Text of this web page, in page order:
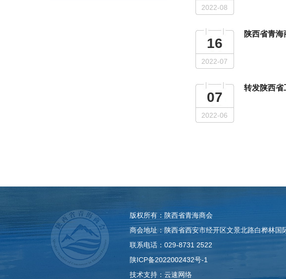
2022-08
16
2022-07
陕西省青
07
2022-06
转发陕西省
版权所有：陕西省青海商会
商会地址：陕西省西安市经开区文景北路白桦林国
联系电话：029-8731 2522
陕ICP备2022002432号-1
技术支持： 云速网络